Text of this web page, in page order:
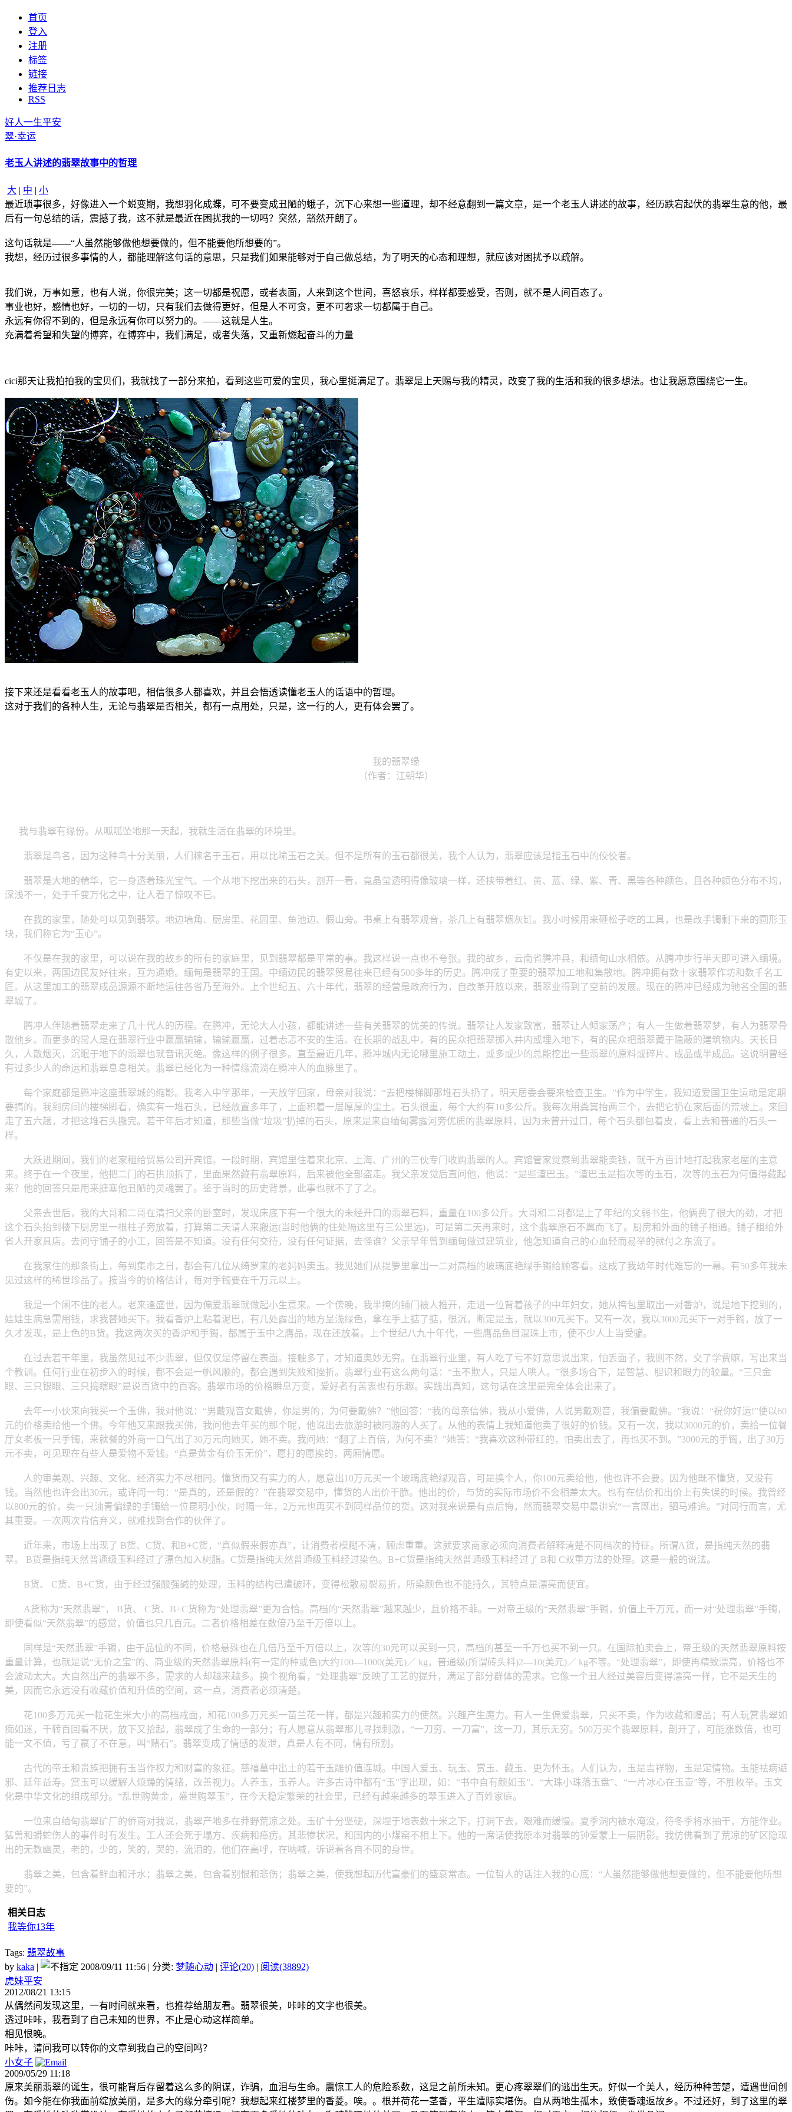
首页
登入
注册
标签
链接
推荐日志
RSS
好人一生平安
翠·幸运
老玉人讲述的翡翠故事中的哲理
大 | 中 | 小
最近琐事很多，好像进入一个蜕变期，我想羽化成蝶，可不要变成丑陋的蛾子，沉下心来想一些道理，却不经意翻到一篇文章，是一个老玉人讲述的故事，经历跌宕起伏的翡翠生意的他，最
后有一句总结的话，震撼了我，这不就是最近在困扰我的一切吗？突然，豁然开朗了。
这句话就是——“人虽然能够做他想要做的，但不能要他所想要的”。
我想，经历过很多事情的人，都能理解这句话的意思，只是我们如果能够对于自己做总结，为了明天的心态和理想，就应该对困扰予以疏解。
我们说，万事如意，也有人说，你很完美；这一切都是祝愿，或者表面，人来到这个世间，喜怒哀乐，样样都要感受，否则，就不是人间百态了。
事业也好，感情也好，一切的一切，只有我们去做得更好，但是人不可贪，更不可奢求一切都属于自己。
永远有你得不到的，但是永远有你可以努力的。——这就是人生。
充满着希望和失望的博弈，在博弈中，我们满足，或者失落，又重新燃起奋斗的力量
cici那天让我拍拍我的宝贝们，我就找了一部分来拍，看到这些可爱的宝贝，我心里挺满足了。翡翠是上天赐与我的精灵，改变了我的生活和我的很多想法。也让我愿意围绕它一生。
接下来还是看看老玉人的故事吧，相信很多人都喜欢，并且会悟透读懂老玉人的话语中的哲理。
这对于我们的各种人生，无论与翡翠是否相关，都有一点用处，只是，这一行的人，更有体会罢了。
我的翡翠缘
（作者：江朝华）
我与翡翠有缘份。从呱呱坠地那一天起，我就生活在翡翠的环境里。
翡翠是鸟名，因为这种鸟十分美丽，人们稼名于玉石，用以比喻玉石之美。但不是所有的玉石都很美，我个人认为，翡翠应该是指玉石中的佼佼者。
翡翠是大地的精华，它一身透着珠光宝气。一个从地下挖出来的石头，剖开一看，竟晶莹透明得像玻璃一样，还挟带着红、黄、蓝、绿、紫、青、黑等各种颜色，且各种颜色分布不均，
深浅不一，处于千变万化之中，让人看了惊叹不已。
在我的家里，随处可以见到翡翠。地边墙角、厨房里、花园里、鱼池边、假山旁。书桌上有翡翠观音，茶几上有翡翠烟灰缸。我小时候用来砸松子吃的工具，也是改手镯剩下来的圆形玉
块，我们称它为“玉心”。
不仅是在我的家里，可以说在我的故乡的所有的家庭里，见到翡翠都是平常的事。我这样说一点也不夸张。我的故乡，云南省腾冲县，和缅甸山水相依。从腾冲步行半天即可进入缅境。
有史以来，两国边民友好往来，互为通婚。缅甸是翡翠的王国。中缅边民的翡翠贸易往来已经有500多年的历史。腾冲成了重要的翡翠加工地和集散地。腾冲拥有数十家翡翠作坊和数千名工
匠。从这里加工的翡翠成品源源不断地运往各省乃至海外。上个世纪五、六十年代，翡翠的经营是政府行为，自改革开放以来，翡翠业得到了空前的发展。现在的腾冲已经成为驰名全国的翡
翠城了。
腾冲人伴随着翡翠走来了几十代人的历程。在腾冲，无论大人小孩，都能讲述一些有关翡翠的优美的传说。翡翠让人发家致富，翡翠让人倾家荡产；有人一生做着翡翠梦，有人为翡翠骨
散他乡。而更多的常人是在翡翠行业中赢赢输输，输输赢赢，过着忐忑不安的生活。在长期的战乱中，有的民众把翡翠掷入井内或埋入地下，有的民众把翡翠藏于隐蔽的建筑物内。天长日
久，人散烟灭，沉眠于地下的翡翠也就音讯灭绝。像这样的例子很多。直至最近几年，腾冲城内无论哪里施工动土，或多或少的总能挖出一些翡翠的原料或碎片、成品或半成品。这说明曾经
有过多少人的命运和翡翠息息相关。翡翠已经化为一种情缘流淌在腾冲人的血脉里了。
每个家庭都是腾冲这座翡翠城的缩影。我考入中学那年，一天放学回家，母亲对我说：“去把楼梯脚那堆石头扔了，明天居委会要来检查卫生。”作为中学生，我知道爱国卫生运动是定期
要搞的。我到房间的楼梯脚看，确实有一堆石头，已经放置多年了，上面积着一层厚厚的尘土。石头很重，每个大约有10多公斤。我每次用粪箕抬两三个，去把它扔在家后面的荒坡上。来回
走了五六趟，才把这堆石头搬完。若干年后才知道，那些当做“垃圾”扔掉的石头，原来是来自缅甸雾露河旁优质的翡翠原料，因为未曾开过口，每个石头都包着皮，看上去和普通的石头一
样。
大跃进期间，我们的老家租给贸易公司开宾馆。一段时期，宾馆里住着来北京、上海、广州的三伙专门收购翡翠的人。宾馆管家觉察到翡翠能卖钱，就千方百计地打起我家老屋的主意
来。终于在一个夜里，他把二门的石拱顶拆了，里面果然藏有翡翠原料，后来被他全部盗走。我父亲发觉后直问他，他说：“是些渣巴玉。”渣巴玉是指次等的玉石，次等的玉石为何值得藏起
来？他的回答只是用来搪塞他丑陋的灵魂罢了。鉴于当时的历史背景，此事也就不了了之。
父亲去世后，我的大哥和二哥在清扫父亲的卧室时，发现床底下有一个很大的未经开口的翡翠石料，重量在100多公斤。大哥和二哥都是上了年纪的文弱书生，他俩费了很大的劲，才把
这个石头抬到楼下厨房里一根柱子旁放着，打算第二天请人来搬运(当时他俩的住处隔这里有三公里远)，可是第二天再来时，这个翡翠原石不翼而飞了。厨房和外面的铺子相通。铺子租给外
省人开家具店。去问守铺子的小工，回答是不知道。没有任何交待，没有任何证据，去怪谁？父亲早年曾到缅甸做过建筑业，他怎知道自己的心血轻而易举的就付之东流了。
在我家住的那条街上，每到集市之日，都会有几位从绮罗来的老妈妈卖玉。我见她们从提箩里拿出一二对高档的玻璃底艳绿手镯给顾客看。这成了我幼年时代难忘的一幕。有50多年我未
见过这样的稀世珍品了。按当今的价格估计，每对手镯要在千万元以上。
我是一个闲不住的老人。老来逢盛世，因为偏爱翡翠就做起小生意来。一个傍晚，我半掩的铺门被人推开，走进一位背着孩子的中年妇女，她从挎包里取出一对香炉，说是地下挖到的，
娃娃生病急需用钱，求我替她买下。我看香炉上粘着泥巴，有几处露出的地方呈浅绿色，拿在手上掂了掂，很沉，断定是玉，就以300元买下。又有一次，我以3000元买下一对手镯，放了一
久才发现，是上色的B货。我这两次买的香炉和手镯，都属于玉中之膺品，现在还放着。上个世纪八九十年代，一些膺品鱼目混珠上市，使不少人上当受骗。
在过去若干年里，我虽然见过不少翡翠，但仅仅是停留在表面。接触多了，才知道奥妙无穷。在翡翠行业里，有人吃了亏不好意思说出来，怕丢面子，我则不然，交了学费嘛，写出来当
个教训。任何行业在初步入的时候，都不会是一帆风顺的，都会遇到失败和挫折。翡翠行业有这么两句话：“玉不欺人，只是人哄人。”很多场合下，是智慧、胆识和眼力的较量。“三只金
眼、三只银眼、三只捣瞎眼”是说百货中的百客。翡翠市场的价格瞬息万变，爱好者有苦衷也有乐趣。实践出真知，这句话在这里是完全体会出来了。
去年一小伙来向我买一个玉佛，我对他说：“男戴观音女戴佛，你是男的，为何要戴佛？”他回答：“我的母亲信佛，我从小爱佛，人说男戴观音，我偏要戴佛。”我说：“祝你好运!”便以60
元的价格卖给他一个佛。今年他又来跟我买佛，我问他去年买的那个呢，他说出去旅游时被同游的人买了。从他的表情上我知道他卖了很好的价钱。又有一次，我以3000元的价，卖给一位餐
厅女老板一只手镯，来就餐的外商一口气出了30万元向她买，她不卖。我问她：“翻了上百倍，为何不卖？”她答：“我喜欢这种带红的，怕卖出去了，再也买不到。”3000元的手镯，出了30万
元不卖，可见现在有些人是爱物不爱钱。“真是黄金有价玉无价”，愿打的愿挨的，两厢情愿。
人的审美观、兴趣、文化、经济实力不尽相同。懂货而又有实力的人，愿意出10万元买一个玻璃底艳绿观音，可是换个人，你100元卖给他，他也许不会要。因为他既不懂货，又没有
钱。当然他也许会出30元，或许问一句：“是真的，还是假的？”在翡翠交易中，懂货的人出价干脆。他出的价，与货的实际市场价不会相差太大。也有在估价和出价上有失误的时候。我曾经
以800元的价，卖一只油青偏绿的手镯给一位昆明小伙，时隔一年，2万元也再买不到同样品位的货。这对我来说是有点后悔，然而翡翠交易中最讲究“一言既出，驷马难追。”对同行而言，尤
其重要。一次两次背信弃义，就难找到合作的伙伴了。
近年来，市场上出现了 B货、C货、和B+C货，“真似假来假亦真”，让消费者模糊不清，顾虑重重。这就要求商家必须向消费者解释清楚不同档次的特征。所谓A货，是指纯天然的翡
翠。 B货是指纯天然普通级玉料经过了漂色加入树脂。C货是指纯天然普通级玉料经过染色。B+C货是指纯天然普通级玉料经过了 B和 C双重方法的处理。这是一般的说法。
B货、 C货、B+C货，由于经过强酸强碱的处理，玉料的结构已遭破环，变得松散易裂易折，所染颜色也不能持久，其特点是漂亮而便宜。
A货称为“天然翡翠”， B货、 C货、B+C货称为“处理翡翠”更为合恰。高档的“天然翡翠”越来越少，且价格不菲。一对帝王级的“天然翡翠”手镯，价值上千万元，而一对“处理翡翠”手镯，
即使看似“天然翡翠”的感觉，价值也只几百元。二者价格相差在数倍乃至千万倍以上。
同样是“天然翡翠”手镯，由于品位的不同，价格悬殊也在几倍乃至千万倍以上，次等的30元可以买到一只，高档的甚至一千万也买不到一只。在国际拍卖会上，帝王级的天然翡翠原料按
重量计算，也就是说“无价之宝”的、商业级的天然翡翠原料(有一定的种或色)大约100—1000(美元)／ kg，普通级(所谓砖头料)2—10(美元)／ kg不等。“处理翡翠”，即使再精致漂亮，价格也不
会波动太大。大自然出产的翡翠不多，需求的人却越来越多。换个视角看，“处理翡翠”反映了工艺的提升，满足了部分群体的需求。它像一个丑人经过美容后变得漂亮一样，它不是天生的
美，因而它永远没有收藏价值和升值的空间，这一点，消费者必须清楚。
花100多万元买一粒花生米大小的高档戒面，和花100多万元买一苗兰花一样，都是兴趣和实力的使然。兴趣产生魔力。有人一生偏爱翡翠，只买不卖，作为收藏和赠品；有人玩赏翡翠如
痴如迷，千转百回看不厌，放下又拾起，翡翠成了生命的一部分；有人愿意从翡翠那儿寻找刺激，“一刀穷、一刀富”，这一刀，其乐无穷。500万买个翡翠原料，剖开了，可能涨数倍，也可
能一文不值，亏了赢了不在意，叫“赌石”。翡翠变成了情感的发泄，真是人有不同，情有所别。
古代的帝王和贵族把拥有玉当作权力和财富的象征。慈禧墓中出土的若干玉雕价值连城。中国人爱玉、玩玉、赏玉、藏玉、更为怀玉。人们认为，玉是吉祥物，玉是定情物。玉能祛病避
邪、延年益寿。赏玉可以缓解人烦躁的情绪，改善视力。人养玉，玉养人。许多古诗中都有“玉”字出现，如：“书中自有颜如玉”、“大珠小珠落玉盘”、“一片冰心在玉壶”等，不胜枚举。玉文
化是中华文化的组成部分。“乱世购黄金，盛世购翠玉”，在今天稳定繁荣的社会里，已经有越来越多的翠玉进入了百姓家庭。
一位来自缅甸翡翠矿厂的侨商对我说，翡翠产地多在莽野荒凉之处。玉矿十分坚硬，深埋于地表数十米之下，打洞下去，艰难而缓慢。夏季洞内被水淹没，待冬季将水抽干，方能作业。
猛兽和蟒蛇伤人的事件时有发生。工人还会死于塌方、疾病和瘴疠。其悲惨状况，和国内的小煤窑不相上下。他的一席话使我原本对翡翠的钟爱蒙上一层阴影。我仿佛看到了荒凉的矿区隐现
出的无数幽灵，老的，少的，笑的，哭的，流泪的，他们在高呼，在呐喊，诉说着各自不同的身世。
翡翠之美，包含着鲜血和汗水；翡翠之美，包含着别恨和悲伤；翡翠之美，使我想起历代富豪们的盛衰常态。一位哲人的话注入我的心底：“人虽然能够做他想要做的，但不能要他所想
要的”。
相关日志
我等你13年
Tags: 翡翠故事
by kaka | 2008/09/11 11:56 | 分类: 梦随心动 | 评论(20) | 阅读(38892)
虎妹平安
2012/08/21 13:15
从偶然间发现这里，一有时间就来看，也推荐给朋友看。翡翠很美，咔咔的文字也很美。
透过咔咔，我看到了自己未知的世界，不止是心动这样简单。
相见恨晚。
咔咔，请问我可以转你的文章到我自己的空间吗？
小女子
2009/05/29 11:18
原来美丽翡翠的诞生，很可能背后存留着这么多的阴谋，诈骗，血泪与生命。震惊工人的危险系数，这是之前所未知。更心疼翠翠们的逃出生天。好似一个美人，经历种种苦楚，遭遇世间创
伤。如今能在你我面前绽放美丽，是多大的缘分牵引呢？我想起来红楼梦里的香菱。唉。。根并荷花一茎香，平生遭际实堪伤。自从两地生孤木，致使香魂返故乡。不过还好，到了这里的翠